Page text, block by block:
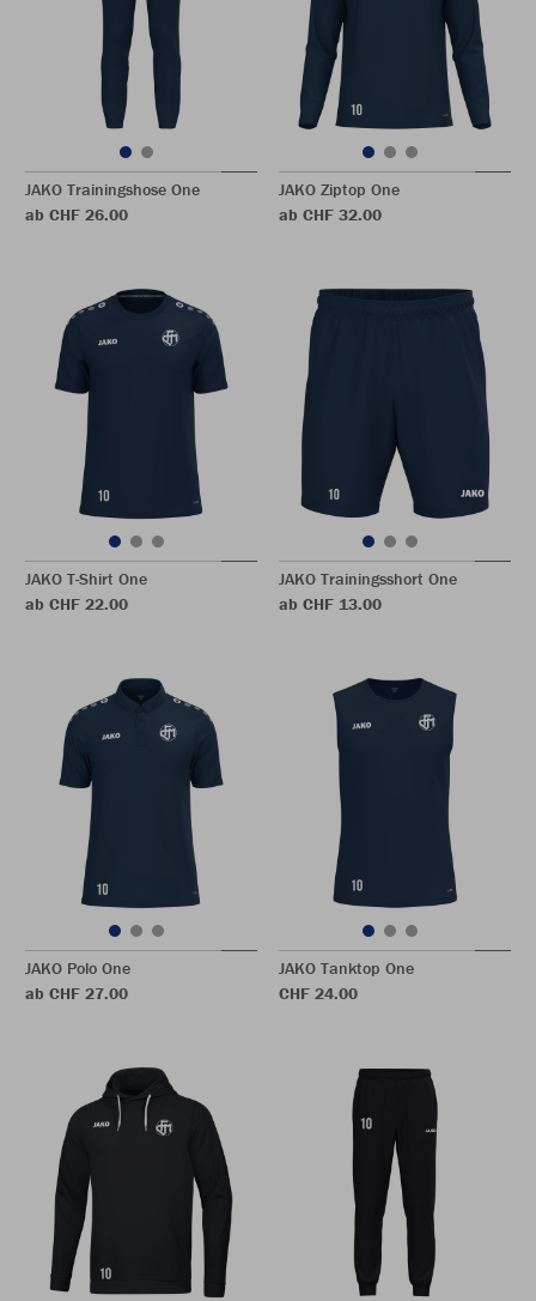
JAKO Trainingshose One
ab CHF 26.00
JAKO Ziptop One
ab CHF 32.00
JAKO T-Shirt One
ab CHF 22.00
JAKO Trainingsshort One
ab CHF 13.00
JAKO Polo One
ab CHF 27.00
JAKO Tanktop One
CHF 24.00